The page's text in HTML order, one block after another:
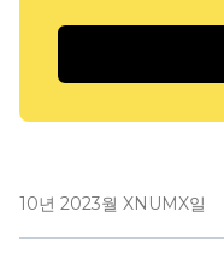
10년 2023월 XNUMX일